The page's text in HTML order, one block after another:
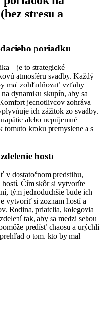
stresu a
poriadku
– je to strategické
atmosféru svadby. Každý
mal zohľadňovať vzťahy
dynamiku skupín, aby sa
jednotlivcov zohráva
ich zážitok zo svadby.
alebo nepríjemné
tomuto kroku premyslene a s
hostí
v dostatočnom predstihu,
hostí. Čím skôr si vytvoríte
tým jednoduchšie bude ich
vytvoriť si zoznam hostí a
Rodina, priatelia, kolegovia
tak, aby sa medzi sebou
predísť chaosu a urýchli
o tom, kto by mal